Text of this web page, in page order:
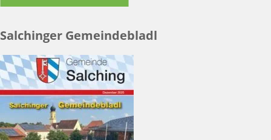
Salchinger Gemeindebladl